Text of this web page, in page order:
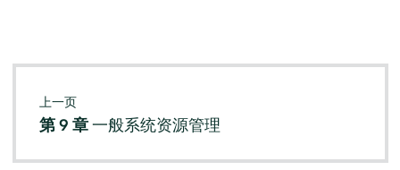
上一页
第 9 章一般系统资源管理